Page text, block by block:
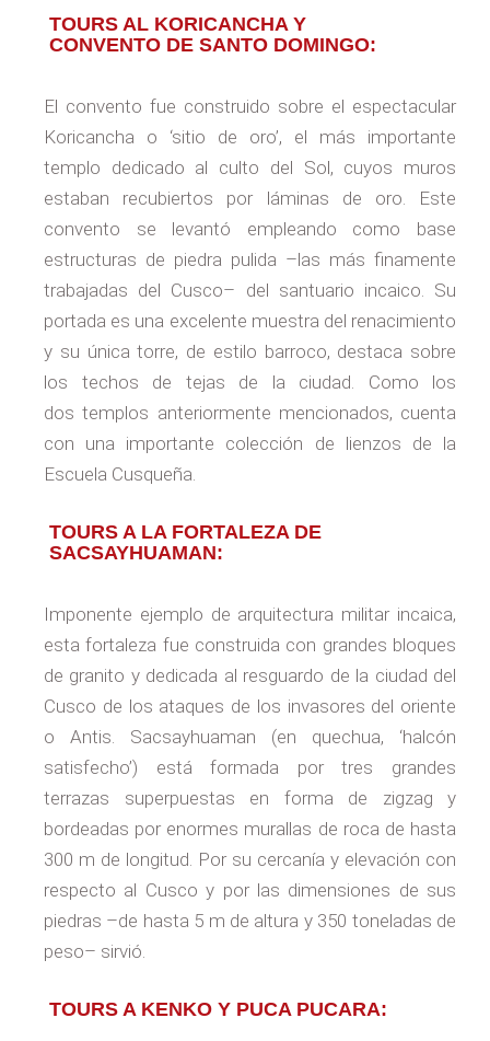
TOURS AL KORICANCHA Y
CONVENTO DE SANTO DOMINGO:
El convento fue construido sobre el espectacular
Koricancha o ‘sitio de oro’, el más importante
templo dedicado al culto del Sol, cuyos muros
estaban recubiertos por láminas de oro. Este
convento se levantó empleando como base
estructuras de piedra pulida –las más finamente
trabajadas del Cusco– del santuario incaico. Su
portada es una excelente muestra del renacimiento
y su única torre, de estilo barroco, destaca sobre
los techos de tejas de la ciudad. Como los
dos templos anteriormente mencionados, cuenta
con una importante colección de lienzos de la
Escuela Cusqueña.
TOURS A LA FORTALEZA DE
SACSAYHUAMAN:
Imponente ejemplo de arquitectura militar incaica,
esta fortaleza fue construida con grandes bloques
de granito y dedicada al resguardo de la ciudad del
Cusco de los ataques de los invasores del oriente
o Antis. Sacsayhuaman (en quechua, ‘halcón
satisfecho’) está formada por tres grandes
terrazas superpuestas en forma de zigzag y
bordeadas por enormes murallas de roca de hasta
300 m de longitud. Por su cercanía y elevación con
respecto al Cusco y por las dimensiones de sus
piedras –de hasta 5 m de altura y 350 toneladas de
peso– sirvió.
TOURS A KENKO Y PUCA PUCARA: